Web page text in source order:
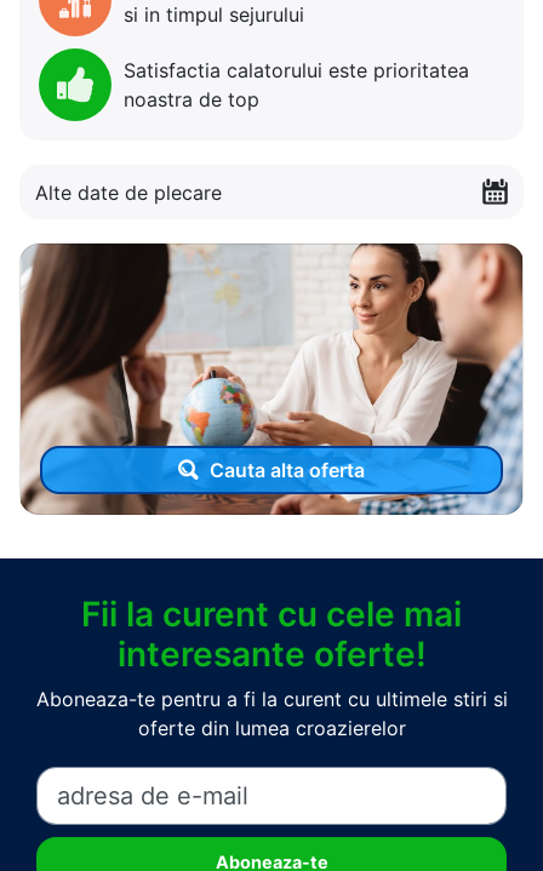
si in timpul sejurului
Satisfactia calatorului este prioritatea
noastra de top
Alte date de plecare
Cauta alta oferta
Fii la curent cu cele mai
interesante oferte!
Aboneaza-te pentru a fi la curent cu ultimele stiri si
oferte din lumea croazierelor